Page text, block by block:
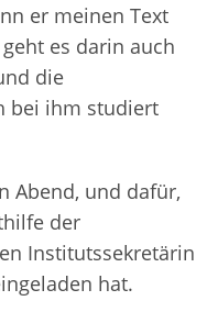
er meinen Text
es darin auch
die
bei ihm studiert
Abend, und dafür,
der
Institutssekretärin
hat.